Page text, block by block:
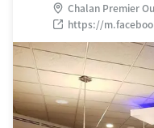
Chalan Premier
Tamuning GU
グアム
https://